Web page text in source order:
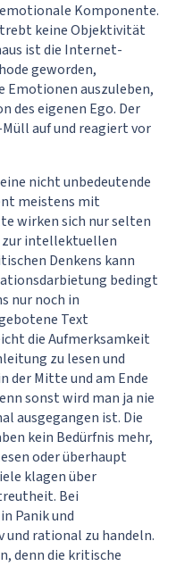
Komponente.
keine Objektivität
ist die Internet-
geworden,
Emotionen auszuleben,
des eigenen Ego. Der
auf und reagiert vor
nicht unbedeutende
meistens mit
wirken sich nur selten
zur intellektuellen
Denkens kann
bedingt
nur noch in
Text
die Aufmerksamkeit
zu lesen und
der Mitte und am Ende
sonst wird man ja nie
ausgegangen ist. Die
kein Bedürfnis mehr,
oder überhaupt
klagen über
Bei
Panik und
rational zu handeln.
denn die kritische